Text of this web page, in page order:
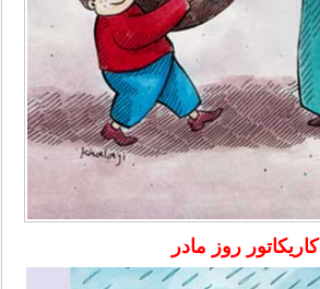
کاریکاتور روز مادر